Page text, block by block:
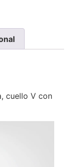
cuello V con